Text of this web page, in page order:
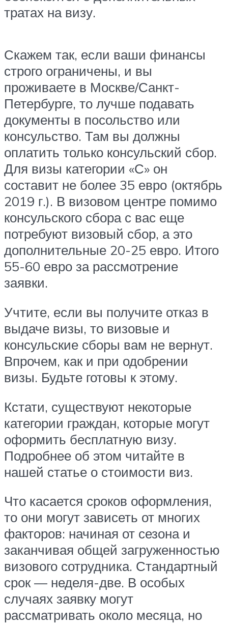
тратах на визу.
Скажем так, если ваши финансы
строго ограничены, и вы
проживаете в Москве/Санкт-
Петербурге, то лучше подавать
документы в посольство или
консульство. Там вы должны
оплатить только консульский сбор.
Для визы категории «С» он
составит не более 35 евро (октябрь
2019 г.). В визовом центре помимо
консульского сбора с вас еще
потребуют визовый сбор, а это
дополнительные 20-25 евро. Итого
55-60 евро за рассмотрение
заявки.
Учтите, если вы получите отказ в
выдаче визы, то визовые и
консульские сборы вам не вернут.
Впрочем, как и при одобрении
визы. Будьте готовы к этому.
Кстати, существуют некоторые
категории граждан, которые могут
оформить бесплатную визу.
Подробнее об этом читайте в
нашей статье о стоимости виз.
Что касается сроков оформления,
то они могут зависеть от многих
факторов: начиная от сезона и
заканчивая общей загруженностью
визового сотрудника. Стандартный
срок — неделя-две. В особых
случаях заявку могут
рассматривать около месяца, но